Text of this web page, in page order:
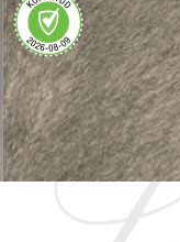
HUNDKLÄDER,